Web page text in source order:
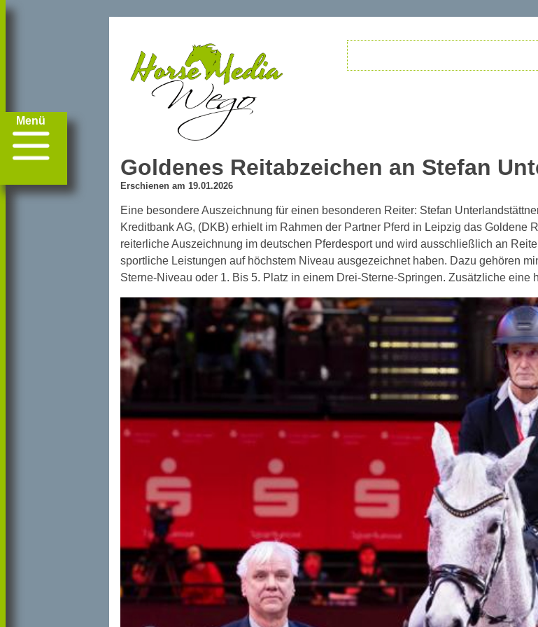
Goldenes Reitabzeichen an Stefan
Erschienen am 19.01.2026
Eine besondere Auszeichnung für einen besonderen Reiter: Stefan
Kreditbank AG, (DKB) erhielt im Rahmen der Partner Pferd in Leipzig das
reiterliche Auszeichnung im deutschen Pferdesport und wird ausschließlich an
sportliche Leistungen auf höchstem Niveau ausgezeichnet haben. Dazu gehören
Sterne-Niveau oder 1. Bis 5. Platz in einem Drei-Sterne-Springen. Zusätzliche eine
Menü